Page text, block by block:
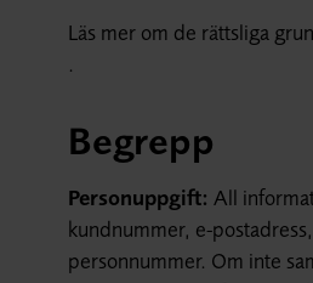
Läs mer om de rättsliga
.
Begrepp
Personuppgift: All
kundnummer, e-
personnummer. Om inte